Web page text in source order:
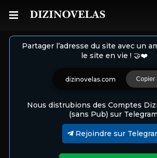
Partager l’adresse du site avec un
le site en vie ! 🤝❤️
dizinovelas.com Copier
Nous distrubions des Comptes
(sans Pub) sur
Rejoindre sur